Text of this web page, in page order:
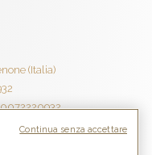
(Italia)
I.V.
Continua senza accettare